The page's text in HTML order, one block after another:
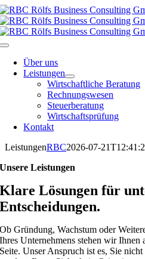
Skip
to
content
Toggle
NavigationÜber uns
Leistungen
Wirtschaftliche Beratung
Rechnungswesen
Steuerberatung
Wirtschaftsprüfung
Kontakt
LeistungenRBC2026-07-
Unsere Leistungen
Klare Lösungen für
Entscheidungen.
Ob Gründung, Wachstum oder
Ihres Unternehmens stehen wir Ihnen
Seite. Unser Anspruch ist es, Sie